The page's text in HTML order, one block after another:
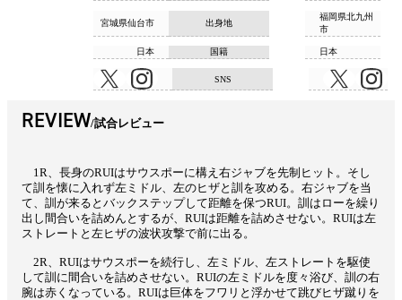
出身地
宮城県仙台市
福岡県北九州
市
国籍
日本 日本
SNS
REVIEW 試合レビュー
1R、長身のRUIはサウスポーに構え右ジャブを先制ヒット。そし
て訓を懐に入れず左ミドル、左のヒザと訓を攻める。右ジャブを当
て、訓が来るとバックステップして距離を保つRUI。訓はローを繰り
出し間合いを詰めんとするが、RUIは距離を詰めさせない。RUIは左
ストレートと左ヒザの波状攻撃で前に出る。
2R、RUIはサウスポーを続行し、左ミドル、左ストレートを駆使
して訓に間合いを詰めさせない。RUIの左ミドルを度々浴び、訓の右
腕は赤くなっている。RUIは巨体をフワリと浮かせて跳びヒザ蹴りを